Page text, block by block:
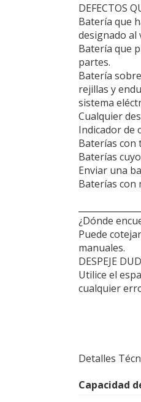
DEFECTOS
Batería que
designado al
Batería que
partes.
Batería
rejillas y
sistema
Cualquier
Indicador de
Baterías con
Baterías
Enviar una
Baterías con
¿Dónde
Puede
manuales.
DESPEJE
Utilice el
cualquier
Detalles
Capacidad